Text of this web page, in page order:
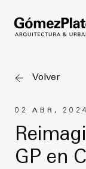
Masterplan
Anteproyecto
Proyecto
Servicios
Arquitectura
Urbanismo
Volver
02 ABR, 2024
GP en